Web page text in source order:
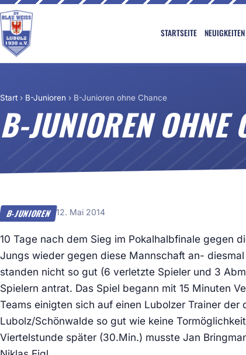
STARTSEITE NEUIGKEITEN
Start › B-Junioren › B-Junioren ohne Chance
B-JUNIOREN OHNE
B-JUNIOREN 12. Mai 2014
10 Tage nach dem Sieg im Pokalhalbfinale gegen
Jungs wieder gegen diese Mannschaft an-
standen nicht so gut (6 verletzte Spieler und 3
Spielern antrat. Das Spiel begann mit 15 Minuten
Teams einigten sich auf einen Lubolzer Trainer
Lubolz/Schönwalde so gut wie keine
Viertelstunde später (30.Min.) musste Jan